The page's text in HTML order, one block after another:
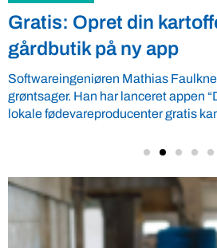
Fredspligt giver
fordel
Arbejdsgiverforeningen GLS-A
giver ro i maven til landmænd – også i
velkommen ...